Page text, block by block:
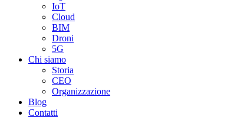
IoT
Cloud
BIM
Droni
5G
Chi siamo
Storia
CEO
Organizzazione
Blog
Contatti